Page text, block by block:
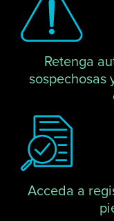
Retenga
sospechosas
Acceda a